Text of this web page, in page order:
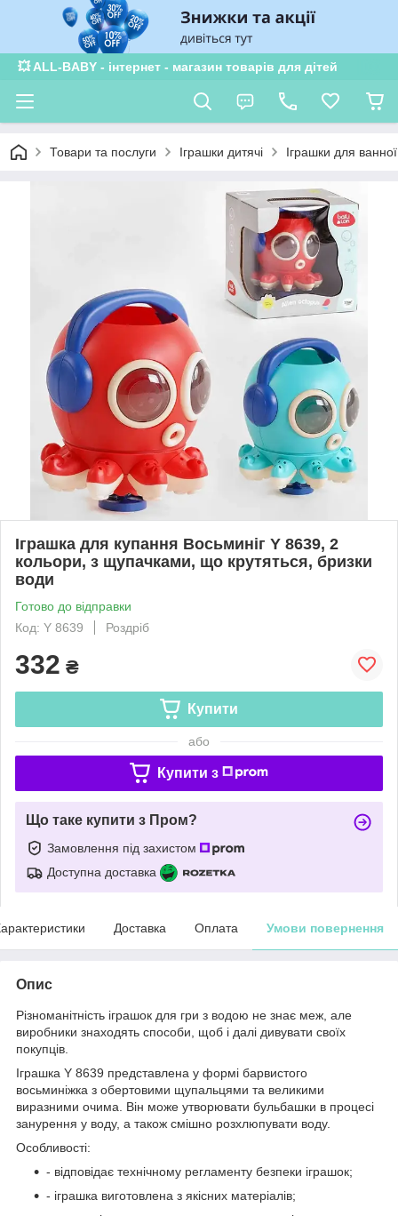
💥 ALL-BABY - інтернет - магазин товарів для дітей
Товари та послуги Іграшки дитячі Іграшки для ванної
Іграшка для купання Восьминіг Y 8639, 2
кольори, з щупачками, що крутяться, бризки
води
Готово до відправки
Код: Y 8639
Роздріб
332 ₴
Купити
або
Купити з
Що таке купити з Пром?
Замовлення під захистом
Доступна доставка
Доставка Оплата Умови повернення
Опис
Різноманітність іграшок для гри з водою не знає меж, але
виробники знаходять способи, щоб і далі дивувати своїх
покупців.
Іграшка Y 8639 представлена у формі барвистого
восьминіжка з обертовими щупальцями та великими
виразними очима. Він може утворювати бульбашки в процесі
занурення у воду, а також смішно розхлюпувати воду.
Особливості:
- відповідає технічному регламенту безпеки іграшок;
- іграшка виготовлена з якісних матеріалів;